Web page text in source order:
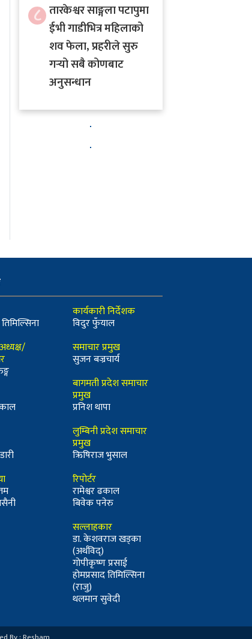
८ तारकेश्वर साङ्गला पटापुमा
ईभी गाडीभित्र महिलाको
शव फेला, प्रहरीले सुरु
गर्‍यो सबै कोणबाट
अनुसन्धान
कार्यकारी निर्देशक
विदुर फुँयाल
समाचार प्रमुख
सुजन बज्रचार्य
बागमती प्रदेश समाचार
प्रमुख
प्रनिश थापा
लुम्बिनी प्रदेश समाचार
प्रमुख
ऋिषिराज भुसाल
रिपोर्टर
रामेश्वर ढकाल
बिवेक पनेरु
सल्लाहकार
डा. केशवराज खड्का
(अर्थविद्)
गोपीकृष्ण प्रसाई
होमप्रसाद तिमिल्सिना
(राजु)
थलमान सुवेदी